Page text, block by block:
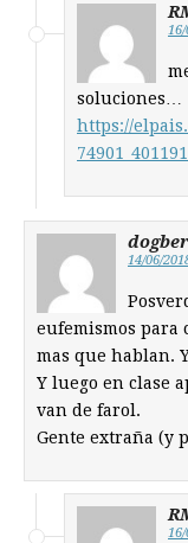
soluciones…
https://
14/06/
eufemismos para
mas que hablan.
Y luego en clase
van de farol.
Gente extraña (y